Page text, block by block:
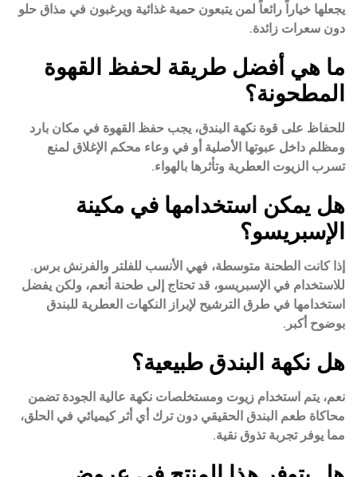
يجعلها خياراً رائعاً لمن يتبعون حمية غذائية ويرغبون في مذاق حلو
دون سعرات زائدة.
ما هي أفضل طريقة لحفظ القهوة
المطحونة؟
للحفاظ على قوة نكهة البندق، يجب حفظ القهوة في مكان بارد
ومظلم داخل عبوتها الأصلية أو في وعاء محكم الإغلاق لمنع
تسرب الزيوت العطرية وتأثرها بالهواء.
هل يمكن استخدامها في مكينة
الإسبريسو؟
إذا كانت الطحنة متوسطة، فهي الأنسب للفلتر والفرنش برس.
للاستخدام في الإسبريسو، قد تحتاج إلى طحنة أنعم، ولكن يفضل
استخدامها في طرق الترشيح لإبراز النكهات العطرية للبندق
بوضوح أكبر.
هل نكهة البندق طبيعية؟
نعم، يتم استخدام زيوت ومستخلصات نكهة عالية الجودة تضمن
محاكاة طعم البندق الحقيقي دون ترك أي أثر كيميائي في الحلق،
مما يوفر تجربة تذوق نقية.